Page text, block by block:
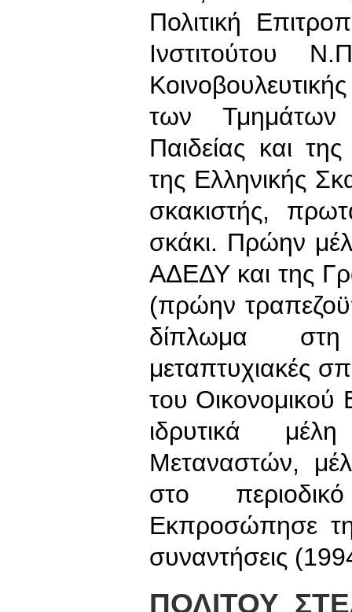
Πολιτική
Ινστιτούτου
των Τμημάτων
Παιδείας και
της Ελληνικής
σκακιστής,
σκάκι. Πρώην
ΑΔΕΔΥ και της
(πρώην
δίπλωμα στη
μεταπτυχιακές
του Οικονομικού
ιδρυτικά
Μεταναστών,
στο
Εκπροσώπησε
συναντήσεις
ΠΟΛΙΤΟΥ